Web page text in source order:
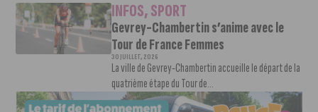
INFOS,SPORT
Gevrey-Chambertin s’anime avec le
Tour de France Femmes
30 JUILLET, 2026
La ville de Gevrey-Chambertin accueille le départ de la
quatrième étape du Tour de...